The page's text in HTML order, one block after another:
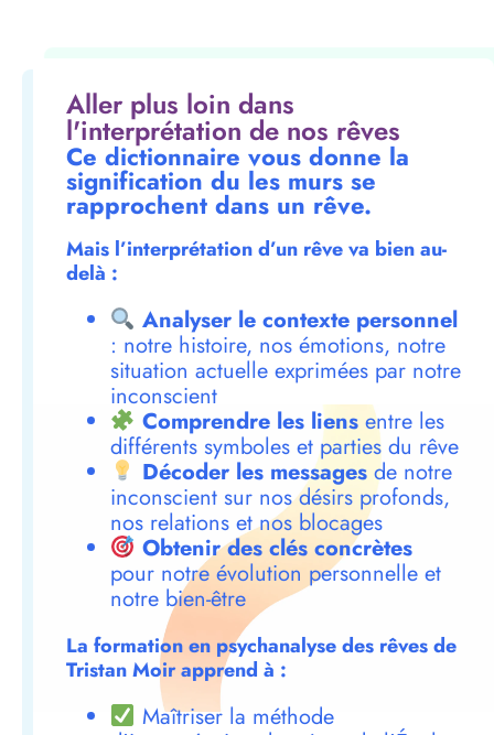
Aller plus loin dans
l'interprétation de nos rêves
Ce dictionnaire vous donne la
signification du les murs se
rapprochent dans un rêve.
Mais l’interprétation d’un rêve va bien au-
delà :
Analyser le contexte personnel
: notre histoire, nos émotions, notre
situation actuelle exprimées par notre
inconscient
Comprendre les liensentre les
différents symboles et parties du rêve
Décoder les messagesde notre
inconscient sur nos désirs profonds,
nos relations et nos blocages
Obtenir des clés concrètes
pour notre évolution personnelle et
notre bien-être
La formation en psychanalyse des rêves de
Tristan Moir apprend à :
Maîtriser la méthode